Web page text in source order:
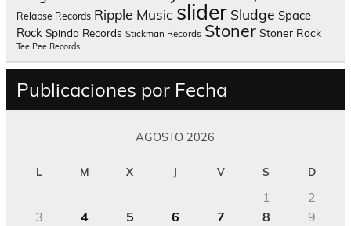
Relapse Records Ripple Music slider Sludge Space
Rock Spinda Records Stickman Records Stoner Stoner Rock
Tee Pee Records
Publicaciones por Fecha
AGOSTO 2026
L M X J V S D
1
2
3
4 5 6 7 8
9